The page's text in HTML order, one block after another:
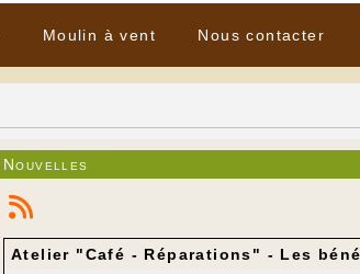
Moulin à vent Nous contacter
Nouvelles
Atelier "Café - Réparations" - Les